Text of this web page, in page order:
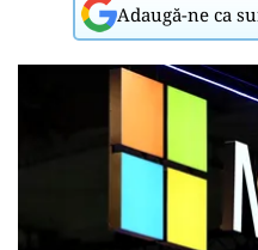
Adaugă-ne ca